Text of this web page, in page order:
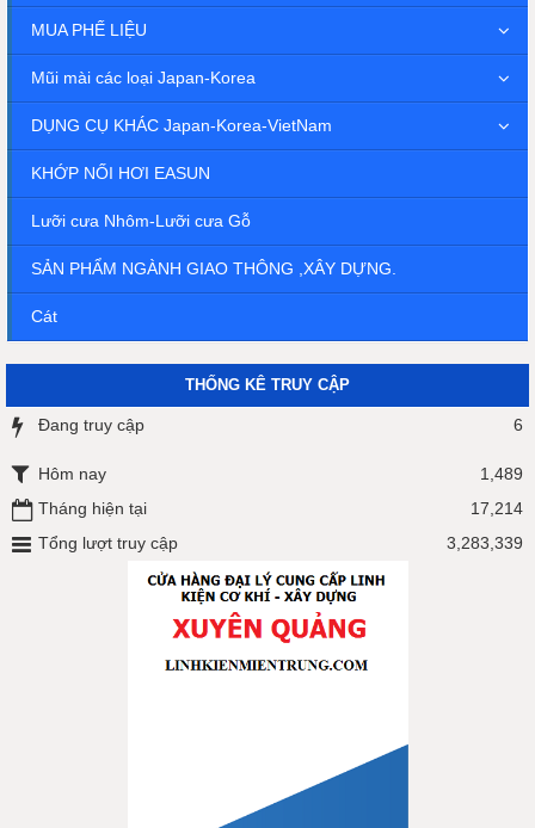
MUA PHẾ LIỆU
Mũi mài các loại Japan-Korea
DỤNG CỤ KHÁC Japan-Korea-VietNam
KHỚP NỐI HƠI EASUN
Lưỡi cưa Nhôm-Lưỡi cưa Gỗ
SẢN PHẨM NGÀNH GIAO THÔNG ,XÂY DỰNG.
Cát
THỐNG KÊ TRUY CẬP
Đang truy cập 6
Hôm nay
1,489
Tháng hiện tại
17,214
Tổng lượt truy cập
3,283,339